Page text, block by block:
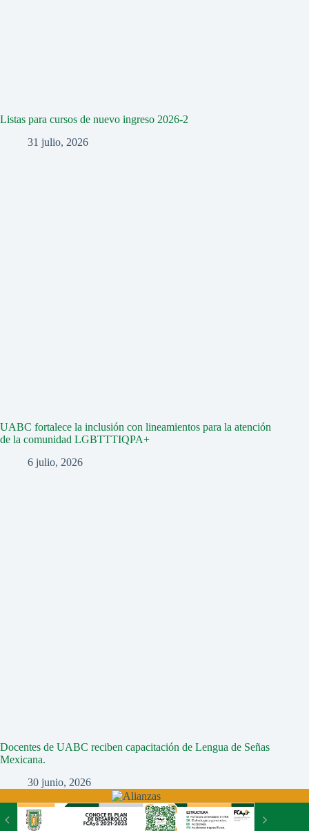
Listas para cursos de nuevo ingreso 2026-2
31 julio, 2026
UABC fortalece la inclusión con lineamientos para la atención
de la comunidad LGBTTTIQPA+
6 julio, 2026
Docentes de UABC reciben capacitación de Lengua de Señas
Mexicana.
30 junio, 2026